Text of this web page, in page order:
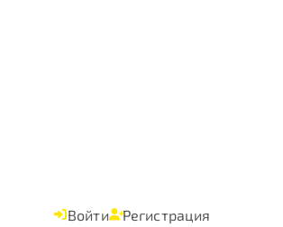
Войти Регистрация